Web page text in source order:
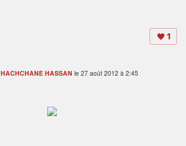
1
HACHCHANE HASSAN le 27 août 2012 à 2:45